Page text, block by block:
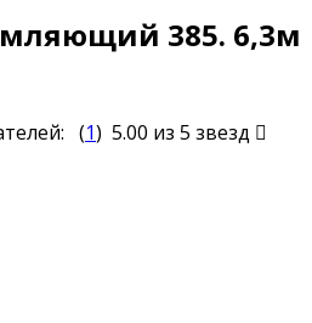
385. 6,3м
(1) 5.00 из 5 звезд